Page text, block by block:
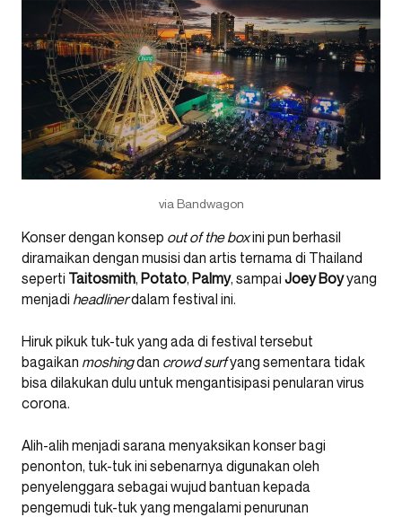
via Bandwagon
Konser dengan konsep out of the boxini pun berhasil
diramaikan dengan musisi dan artis ternama di Thailand
seperti Taitosmith, Potato, Palmy, sampai Joey Boyyang
menjadi headlinerdalam festival ini.
Hiruk pikuk tuk-tuk yang ada di festival tersebut
bagaikan moshingdan crowd surfyang sementara tidak
bisa dilakukan dulu untuk mengantisipasi penularan virus
corona.
Alih-alih menjadi sarana menyaksikan konser bagi
penonton, tuk-tuk ini sebenarnya digunakan oleh
penyelenggara sebagai wujud bantuan kepada
pengemudi tuk-tuk yang mengalami penurunan